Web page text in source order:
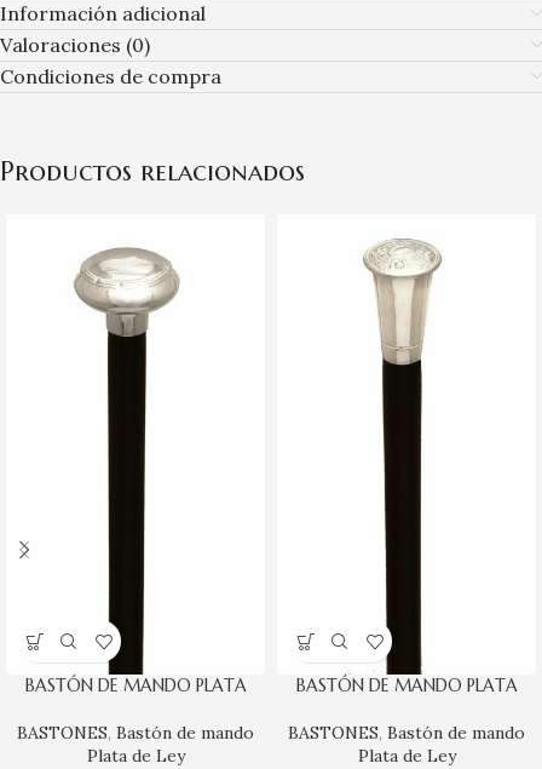
Información adicional
Valoraciones (0)
Condiciones de compra
Productos relacionados
BASTÓN DE MANDO PLATA
BASTONES, Bastón de mando
Plata de Ley
BASTÓN DE MANDO PLATA
BASTONES, Bastón de mando
Plata de Ley